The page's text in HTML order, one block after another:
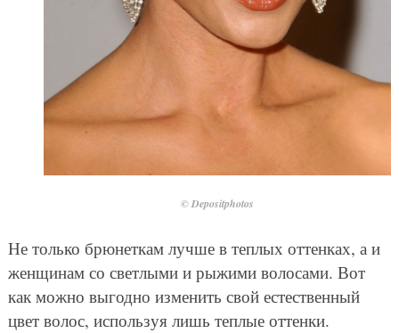
© Depositphotos
Не только брюнеткам лучше в теплых оттенках, а и
женщинам со светлыми и рыжими волосами. Вот
как можно выгодно изменить свой естественный
цвет волос, используя лишь теплые оттенки.